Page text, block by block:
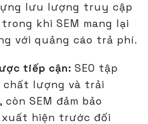
lưu lượng truy cập
khi SEM mang lại
với quảng cáo trả phí.
tiếp cận:SEO tập
lượng và trải
SEM đảm bảo
xuất hiện trước đối